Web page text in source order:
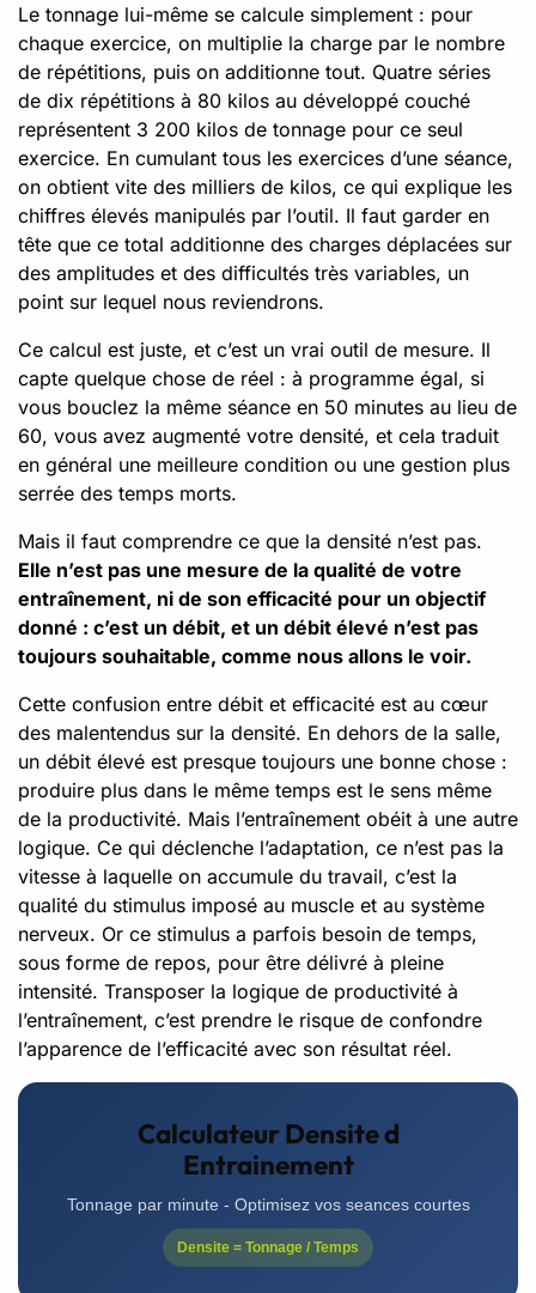
Le tonnage lui-même se calcule simplement : pour
chaque exercice, on multiplie la charge par le nombre
de répétitions, puis on additionne tout. Quatre séries
de dix répétitions à 80 kilos au développé couché
représentent 3 200 kilos de tonnage pour ce seul
exercice. En cumulant tous les exercices d’une séance,
on obtient vite des milliers de kilos, ce qui explique les
chiffres élevés manipulés par l’outil. Il faut garder en
tête que ce total additionne des charges déplacées sur
des amplitudes et des difficultés très variables, un
point sur lequel nous reviendrons.
Ce calcul est juste, et c’est un vrai outil de mesure. Il
capte quelque chose de réel : à programme égal, si
vous bouclez la même séance en 50 minutes au lieu de
60, vous avez augmenté votre densité, et cela traduit
en général une meilleure condition ou une gestion plus
serrée des temps morts.
Mais il faut comprendre ce que la densité n’est pas.
Elle n’est pas une mesure de la qualité de votre
entraînement, ni de son efficacité pour un objectif
donné : c’est un débit, et un débit élevé n’est pas
toujours souhaitable, comme nous allons le voir.
Cette confusion entre débit et efficacité est au cœur
des malentendus sur la densité. En dehors de la salle,
un débit élevé est presque toujours une bonne chose :
produire plus dans le même temps est le sens même
de la productivité. Mais l’entraînement obéit à une autre
logique. Ce qui déclenche l’adaptation, ce n’est pas la
vitesse à laquelle on accumule du travail, c’est la
qualité du stimulus imposé au muscle et au système
nerveux. Or ce stimulus a parfois besoin de temps,
sous forme de repos, pour être délivré à pleine
intensité. Transposer la logique de productivité à
l’entraînement, c’est prendre le risque de confondre
l’apparence de l’efficacité avec son résultat réel.
Calculateur Densite d
Entrainement
Tonnage par minute - Optimisez vos seances courtes
Densite = Tonnage / Temps